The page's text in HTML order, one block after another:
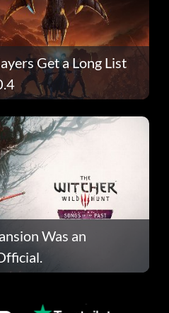
Get a Long List
Was an